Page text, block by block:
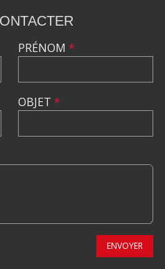
PRÉNOM *
OBJET *
ENVOYER